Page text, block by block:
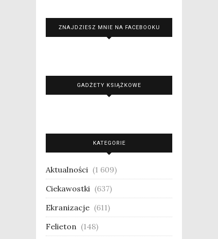
ZNAJDZIESZ MNIE NA FACEBOOKU
GADŻETY KSIĄŻKOWE
KATEGORIE
Aktualności (1 609)
Ciekawostki (637)
Ekranizacje (611)
Felieton (148)